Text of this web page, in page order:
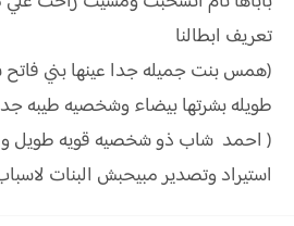
تعريف ابطالنا
(همس بنت جميله جدا عينها بني
طويله بشرتها بيضاء وشخصيه طيبه
( احمد شاب ذو شخصيه قويه طويل و
استيراد وتصدير مبيحبش البنات